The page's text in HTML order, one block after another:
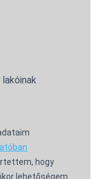
hogy
lehetőségem